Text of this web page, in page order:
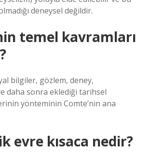
deneysel değildir.
temel kavramları
bilgiler, gözlem, deney,
daha sonra eklediği tarihsel
yönteminin Comte’nin ana
evre kısaca nedir?